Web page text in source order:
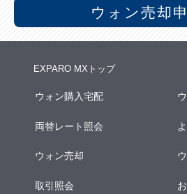
ウォン売却
EXPARO MXトップ
ウォン購入宅配
両替レート照会
ウォン売却
取引照会